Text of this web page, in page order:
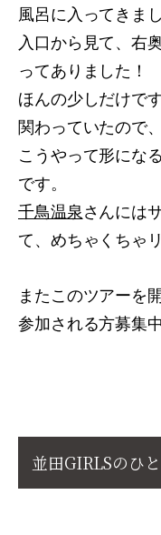
風呂に入ってきま
入口から見て、右
ってありました！
ほんの少しだけで
関わっていたので、
こうやって形にな
です。
千鳥温泉さんには
て、めちゃくちゃ
またこのツアーを
参加される方募集
並田GIRLSのひ